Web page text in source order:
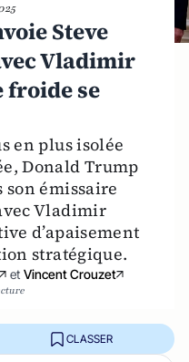
Steve
Vladimir
froide se
en plus isolée
Donald Trump
émissaire
Vladimir
d’apaisement
stratégique.
et Vincent Crouzet
CLASSER